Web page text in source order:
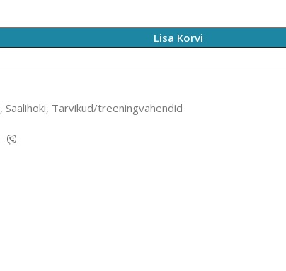
Lisa Korvi
, Saalihoki, Tarvikud/treeningvahendid